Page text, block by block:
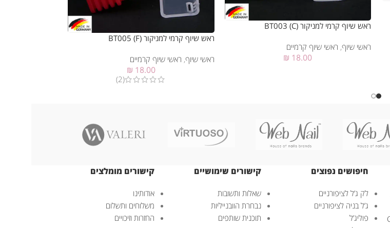
ראש שיוף קרמי למניקור BT003 (C)
ראשי שיוף, ראשי שיוף קרמיים
₪ 18.00
ראש שיוף קרמי למניקור BT005 (F)
ראשי שיוף, ראשי שיוף קרמיים
₪ 18.00
(2)
חיפושים נפוצים
לק ג’ל לציפורניים
ג’ל בניה לציפורניים
פוליג’ל
קישורים שימושיים
שאלות ותשובות
נבחרת הוובנייליות
תוכנית שותפים
קישורים מומלצים
אודותינו
משלוחים ותשלום
החזרות וזיכויים